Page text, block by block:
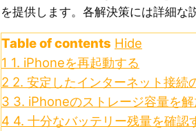
を提供します。各解決策には詳細な
Table of contents Hide
1 1. iPhoneを再起動する
2 2. 安定したインターネット接続
3 3. iPhoneのストレージ容量を解
4 4. 十分なバッテリー残量を確認